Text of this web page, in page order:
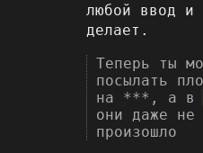
любой ввод и
делает.
Теперь ты
посылать
на ***, а в
они даже не
произошло